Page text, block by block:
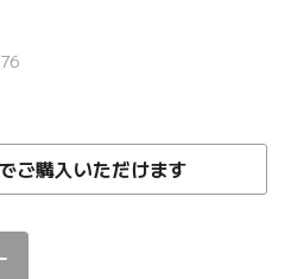
ご購入いただけます